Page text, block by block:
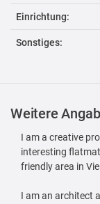
Einrichtung:
Sonstiges:
Weitere
I am a creative
interesting
friendly area in
I am an architect